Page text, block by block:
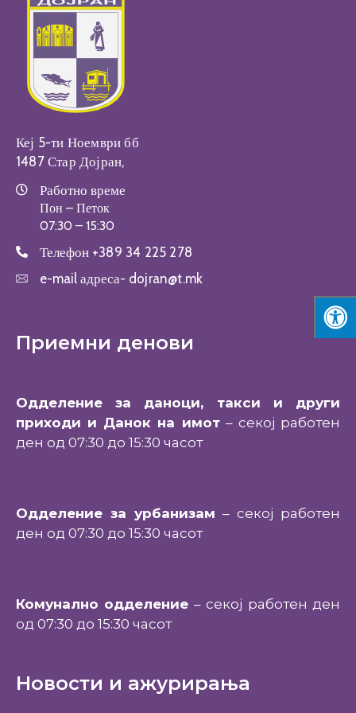
Кеј 5-ти Ноември бб
1487 Стар Дојран,
Работно време
Пон – Петок
07:30 – 15:30
Телефон +389 34 225 278
e-mail адреса- dojran@t.mk
Приемни денови
Одделение за даноци, такси и други
приходи и Данок на имот– секој работен
ден од 07:30 до 15:30 часот
Одделение за урбанизам – секој работен
ден од 07:30 до 15:30 часот
Комунално одделение – секој работен ден
од 07:30 до 15:30 часот
Новости и ажурирања